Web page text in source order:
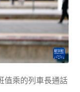
值乘的列車長通話